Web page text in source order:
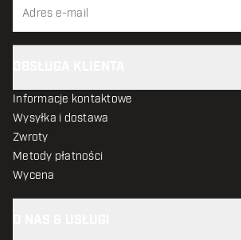
Informacje kontaktowe
Wysyłka i dostawa
Zwroty
Metody płatności
Wycena